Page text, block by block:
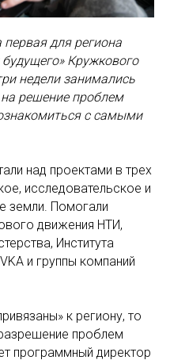
для региона
Кружкового
недели занимались
решение проблем
с самыми
над проектами в трех
исследовательское и
земли. Помогали
движения НТИ,
Института
и группы компаний
к региону, то
проблем
программный директор